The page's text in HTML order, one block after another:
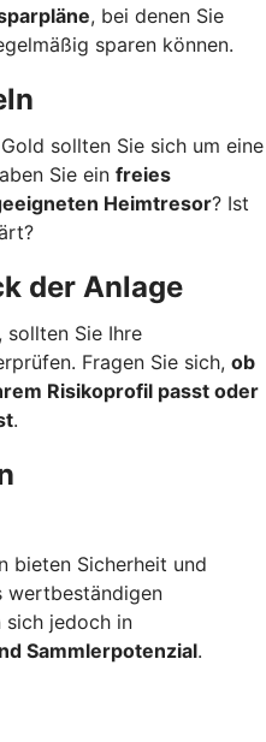
, bei denen Sie
sparen können.
sollten Sie sich um eine
Sie ein freies
Heimtresor? Ist
der Anlage
Sie Ihre
Fragen Sie sich, ob
Risikoprofil passt oder
.
bieten Sicherheit und
wertbeständigen
sich jedoch in
Sammlerpotenzial.